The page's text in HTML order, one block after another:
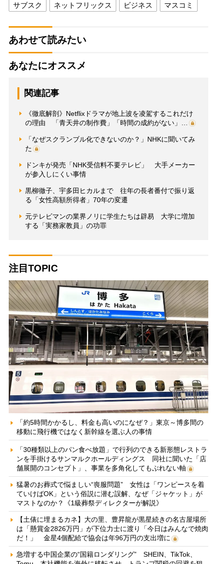
サブスク ネットフリックス ビジネス マスコミ
あわせて読みたい
あなたにオススメ
関連記事
《徹底解剖》Netflixドラマが地上波を凌駕するこれだけ
の理由 「青天井の制作費」「時間の成約がない」…
「なぜスクランブル化できないのか？」NHKに聞いてみ
た
ドンキが発売「NHK受信料不要テレビ」 大手メーカー
が参入しにくい事情
黒柳徹子、宇多田ヒカルまで 往年の長者番付で振り返
る「女性高額所得者」70年の変遷
元テレビマンの業界ノリに学生たちは辟易 大学に増加
する「実務家教員」の功罪
注目TOPIC
「約5時間かかるし、料金も高いのになぜ？」東京～博多間の
移動に飛行機ではなく新幹線を選ぶ人の事情
「30種類以上のパン食べ放題」で行列のできる新形態レストラ
ンを手掛けるサンマルクホールディングス 同社に聞いた「店
舗展開のコンセプト」、事業を多角化してもぶれない軸
猛暑のお葬式で悩ましい“喪服問題” 女性は「ワンピースを着
ていけばOK」という俗説に潜む誤解、なぜ「ジャケット」が
マストなのか？《1級葬祭ディレクターが解説》
【土俵に埋まるカネ】大の里、豊昇龍が黒星続きの名古屋場所
は「懸賞金2826万円」が下位力士に渡り「今日はみんなで焼肉
だ！」 金星4個配給で協会は年96万円の支出増に
急増する中国企業の“国籍ロンダリング” SHEIN、TikTok、